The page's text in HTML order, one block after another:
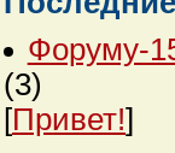
Форуму-
(3)
[Привет!]